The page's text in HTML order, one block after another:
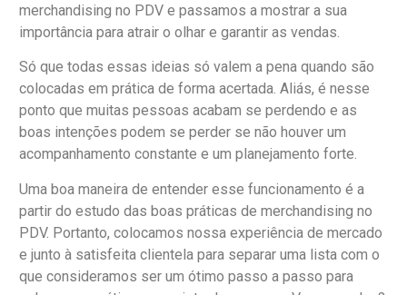
merchandising no PDV e passamos a mostrar a sua
importância para atrair o olhar e garantir as vendas.
Só que todas essas ideias só valem a pena quando são
colocadas em prática de forma acertada. Aliás, é nesse
ponto que muitas pessoas acabam se perdendo e as
boas intenções podem se perder se não houver um
acompanhamento constante e um planejamento forte.
Uma boa maneira de entender esse funcionamento é a
partir do estudo das boas práticas de merchandising no
PDV. Portanto, colocamos nossa experiência de mercado
e junto à satisfeita clientela para separar uma lista com o
que consideramos ser um ótimo passo a passo para